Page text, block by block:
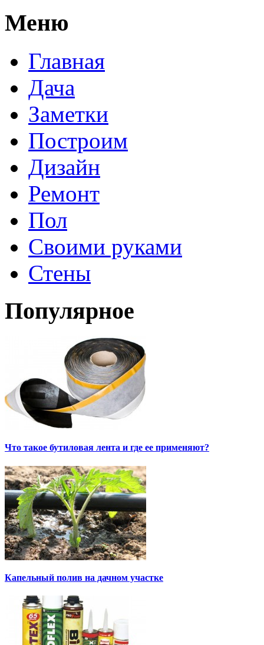
Меню
Главная
Дача
Заметки
Построим
Дизайн
Ремонт
Пол
Своими руками
Стены
Популярное
Что такое бутиловая лента и где ее применяют?
Капельный полив на дачном участке